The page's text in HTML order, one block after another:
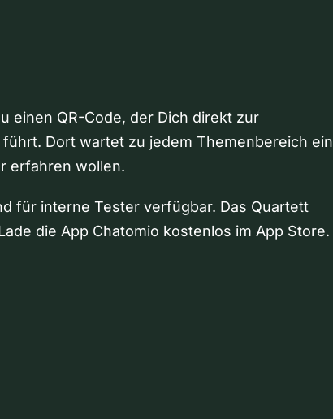
einen QR-Code, der Dich direkt zur
Dort wartet zu jedem Themenbereich ein
erfahren wollen.
für interne Tester verfügbar. Das Quartett
die App Chatomio kostenlos im App Store.